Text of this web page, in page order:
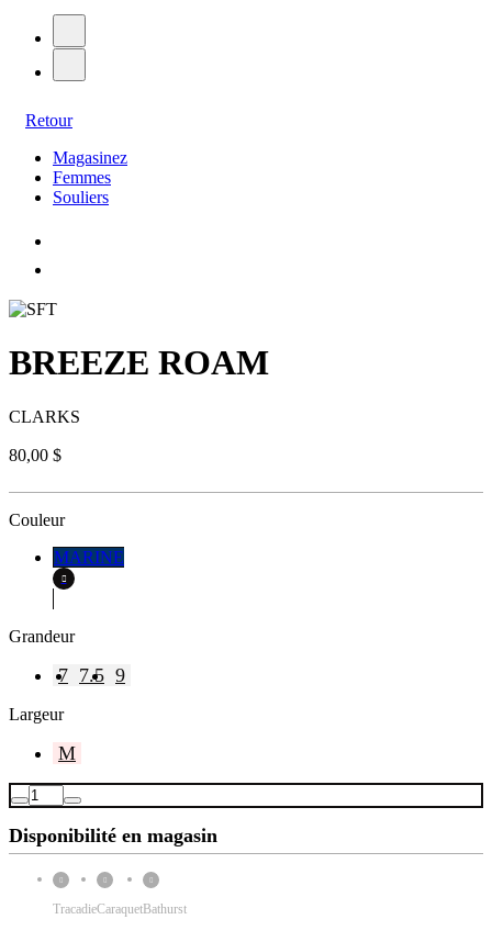
Retour
Magasinez
Femmes
Souliers
BREEZE ROAM
CLARKS
80,00 $
Couleur
MARINE
Grandeur
7 7.5 9
Largeur
M
Disponibilité en magasin
TracadieCaraquetBathurst